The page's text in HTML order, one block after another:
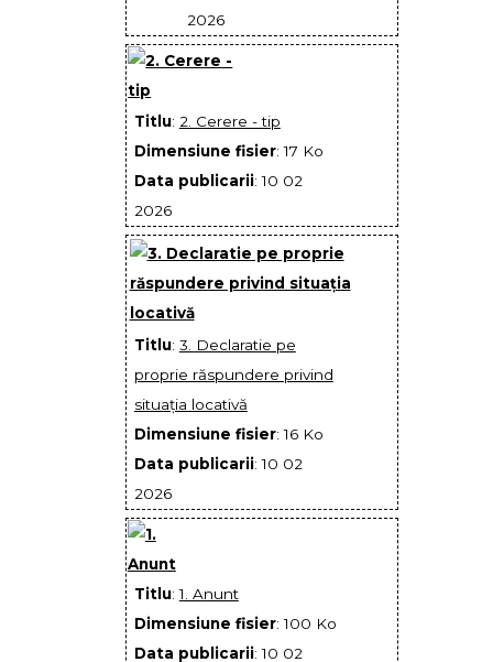
2026
Titlu: 2. Cerere - tip
Dimensiune fisier: 17 Ko
Data publicarii: 10 02
2026
Titlu: 3. Declaratie pe
proprie răspundere privind
situația locativă
Dimensiune fisier: 16 Ko
Data publicarii: 10 02
2026
Titlu:1. Anunt
Dimensiune fisier: 100 Ko
Data publicarii: 10 02